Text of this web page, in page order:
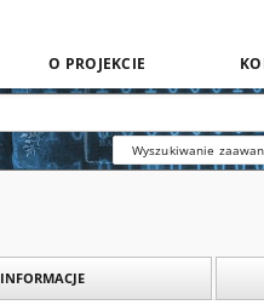
O PROJEKCIE
Wyszukiwanie
INFORMACJE